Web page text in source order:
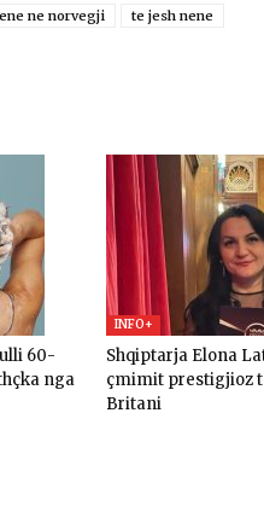
ne norvegji te jesh nene
60-
nga
INFO+
Shqiptarja Elona
çmimit prestigjioz
Britani